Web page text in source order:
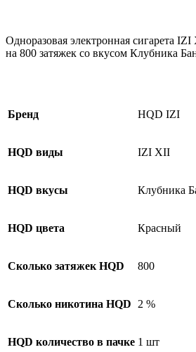
Одноразовая электронная сигарета
на 800 затяжек со вкусом Клубника
Бренд HQD IZI
HQD виды IZI XII
HQD вкусы Клубника
HQD цвета Красный
Сколько затяжек HQD 800
Сколько никотина HQD 2 %
HQD количество в пачке 1 шт